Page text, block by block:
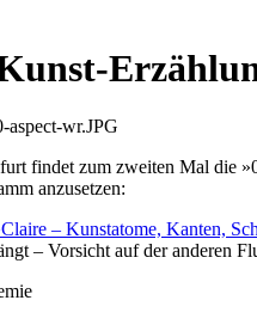
findet zum zweiten Mal die
anzusetzen:
– Kunstatome, Kanten,
– Vorsicht auf der anderen